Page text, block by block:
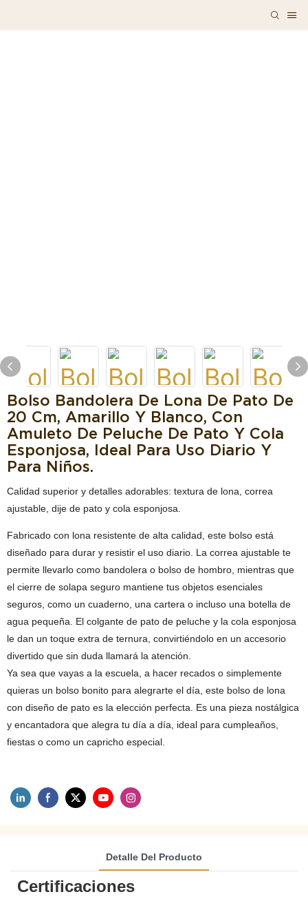
Bolso Bandolera De Lona De Pato De
20 Cm, Amarillo Y Blanco, Con
Amuleto De Peluche De Pato Y Cola
Esponjosa, Ideal Para Uso Diario Y
Para Niños.
Calidad superior y detalles adorables: textura de lona, ​​correa
ajustable, dije de pato y cola esponjosa.
Fabricado con lona resistente de alta calidad, este bolso está
diseñado para durar y resistir el uso diario. La correa ajustable te
permite llevarlo como bandolera o bolso de hombro, mientras que
el cierre de solapa seguro mantiene tus objetos esenciales
seguros, como un cuaderno, una cartera o incluso una botella de
agua pequeña. El colgante de pato de peluche y la cola esponjosa
le dan un toque extra de ternura, convirtiéndolo en un accesorio
divertido que sin duda llamará la atención.
Ya sea que vayas a la escuela, a hacer recados o simplemente
quieras un bolso bonito para alegrarte el día, este bolso de lona
con diseño de pato es la elección perfecta. Es una pieza nostálgica
y encantadora que alegra tu día a día, ideal para cumpleaños,
fiestas o como un capricho especial.
Detalle Del Producto
Certificaciones